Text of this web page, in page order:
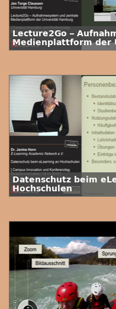
Lecture2Go –
Medienplattform der
Datenschutz beim
Hochschulen